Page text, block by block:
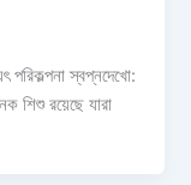
পরিকল্পনা স্বপ্নদেখো:
শিশু রয়েছে যারা